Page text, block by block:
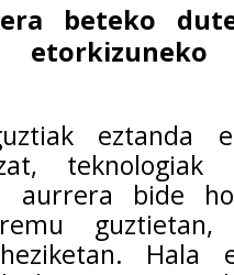
beteko
eztanda
teknologiak
aurrera bide
guztietan,
Hala